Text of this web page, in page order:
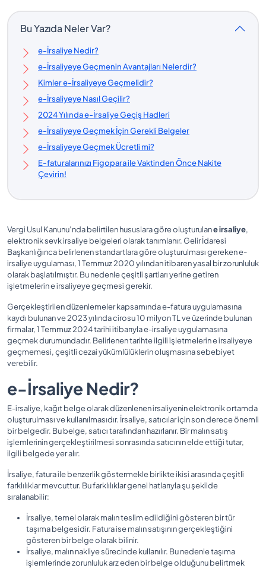
Bu Yazıda Neler Var?
e-İrsaliye Nedir?
e-İrsaliyeye Geçmenin Avantajları Nelerdir?
Kimler e-İrsaliyeye Geçmelidir?
e-İrsaliyeye Nasıl Geçilir?
2024 Yılında e-İrsaliye Geçiş Hadleri
e-İrsaliyeye Geçmek İçin Gerekli Belgeler
e-İrsaliyeye Geçmek Ücretli mi?
E-faturalarınızı Figopara ile Vaktinden Önce Nakite
Çevirin!
Vergi Usul Kanunu’nda belirtilen hususlara göre oluşturulane irsaliye,
elektronik sevk irsaliye belgeleri olarak tanımlanır. Gelir İdaresi
Başkanlığınca belirlenen standartlara göre oluşturulması gereken e-
irsaliye uygulaması, 1 Temmuz 2020 yılından itibaren yasal bir zorunluluk
olarak başlatılmıştır. Bu nedenle çeşitli şartları yerine getiren
işletmelerin e irsaliyeye geçmesi gerekir.
Gerçekleştirilen düzenlemeler kapsamında e-fatura uygulamasına
kaydı bulunan ve 2023 yılında cirosu 10 milyon TL ve üzerinde bulunan
firmalar, 1 Temmuz 2024 tarihi itibarıyla e-irsaliye uygulamasına
geçmek durumundadır. Belirlenen tarihte ilgili işletmelerin e irsaliyeye
geçmemesi, çeşitli cezai yükümlülüklerin oluşmasına sebebiyet
verebilir.
e-İrsaliye Nedir?
E-irsaliye, kağıt belge olarak düzenlenen irsaliyenin elektronik ortamda
oluşturulması ve kullanılmasıdır. İrsaliye, satıcılar için son derece önemli
bir belgedir. Bu belge, satıcı tarafından hazırlanır. Bir malın satış
işlemlerinin gerçekleştirilmesi sonrasında satıcının elde ettiği tutar,
ilgili belgede yer alır.
İrsaliye, fatura ile benzerlik göstermekle birlikte ikisi arasında çeşitli
farklılıklar mevcuttur. Bu farklılıklar genel hatlarıyla şu şekilde
sıralanabilir:
İrsaliye, temel olarak malın teslim edildiğini gösteren bir tür
taşıma belgesidir. Fatura ise malın satışının gerçekleştiğini
gösteren bir belge olarak bilinir.
İrsaliye, malın nakliye sürecinde kullanılır. Bu nedenle taşıma
işlemlerinde zorunluluk arz eden bir belge olduğunu belirtmek